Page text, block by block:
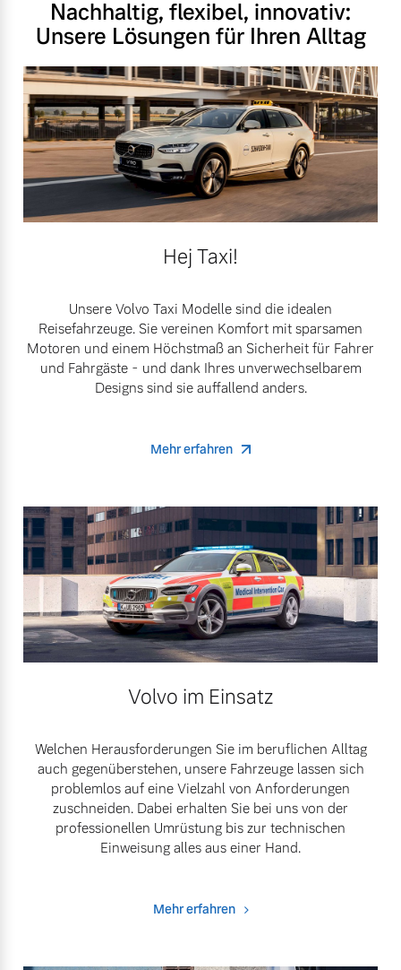
Nachhaltig, flexibel, innovativ:
Unsere Lösungen für Ihren Alltag
Hej Taxi!
Unsere Volvo Taxi Modelle sind die idealen
Reisefahrzeuge. Sie vereinen Komfort mit sparsamen
Motoren und einem Höchstmaß an Sicherheit für Fahrer
und Fahrgäste - und dank Ihres unverwechselbarem
Designs sind sie auffallend anders.
Mehr erfahren
Volvo im Einsatz
Welchen Herausforderungen Sie im beruflichen Alltag
auch gegenüberstehen, unsere Fahrzeuge lassen sich
problemlos auf eine Vielzahl von Anforderungen
zuschneiden. Dabei erhalten Sie bei uns von der
professionellen Umrüstung bis zur technischen
Einweisung alles aus einer Hand.
Mehr erfahren